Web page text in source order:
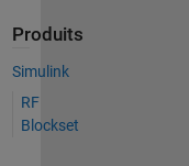
Produits
Simulink
RF
Blockset